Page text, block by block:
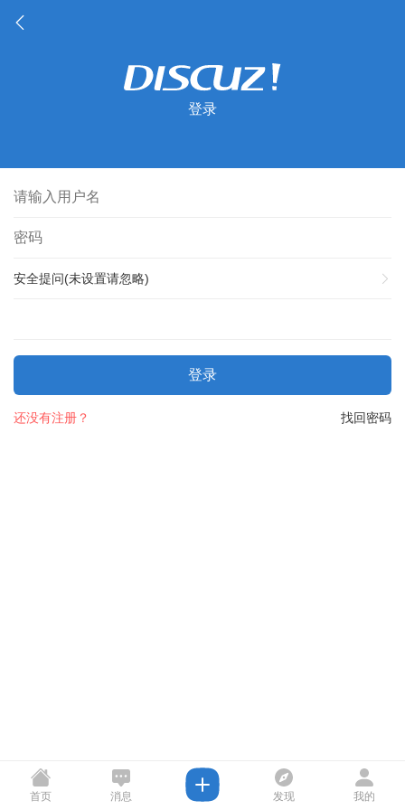
登录
安全提问(未设置请忽略)
登录
找回密码
还没有注册？
首页 消息 发现 我的